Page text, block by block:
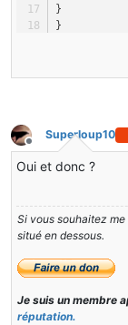
}
}
Hors-ligne
Superloup10
Oui et donc ?
Si vous souhaitez
situé en dessous.
Je suis un membre
réputation.